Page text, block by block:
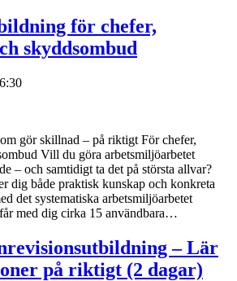
för chefer,
skyddsombud
gör skillnad – på riktigt För chefer,
Vill du göra arbetsmiljöarbetet
– och samtidigt ta det på största allvar?
dig både praktisk kunskap och konkreta
det systematiska arbetsmiljöarbetet
med dig cirka 15 användbara…
– Lär
på riktigt (2 dagar)